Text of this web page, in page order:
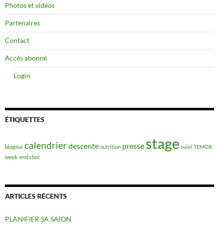
Photos et vidéos
Partenaires
Contact
Accès abonné
Login
ÉTIQUETTES
blogeur calendrierdescente nutrition presse stage suivi TEMOR
week-end choc
ARTICLES RÉCENTS
PLANIFIER SA SAION